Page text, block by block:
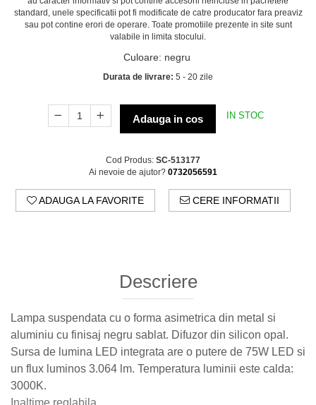
standard, unele specificatii pot fi modificate de catre producator fara preaviz
sau pot contine erori de operare. Toate promotiile prezente in site sunt
valabile in limita stocului.
Culoare: negru
Durata de livrare: 5 - 20 zile
Adauga in cos IN STOC
Cod Produs: SC-513177
Ai nevoie de ajutor? 0732056591
ADAUGA LA FAVORITE CERE INFORMATII
Descriere
Lampa suspendata cu o forma asimetrica din metal si
aluminiu cu finisaj negru sablat. Difuzor din silicon opal.
Sursa de lumina LED integrata are o putere de 75W LED si
un flux luminos 3.064 lm. Temperatura luminii este calda:
3000K.
Inaltime reglabila.